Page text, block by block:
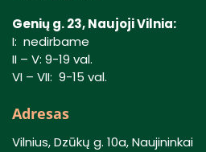
Genių g. 23, Naujoji Vilnia:
I: nedirbame
II – V: 9-19 val.
VI – VII: 9-15 val.
Adresas
Vilnius, Dzūkų g. 10a, Naujininkai